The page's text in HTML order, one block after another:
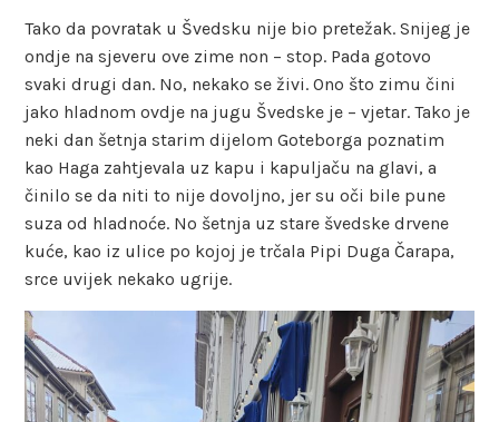
Tako da povratak u Švedsku nije bio pretežak. Snijeg je
ondje na sjeveru ove zime non – stop. Pada gotovo
svaki drugi dan. No, nekako se živi. Ono što zimu čini
jako hladnom ovdje na jugu Švedske je – vjetar. Tako je
neki dan šetnja starim dijelom Goteborga poznatim
kao Haga zahtjevala uz kapu i kapuljaču na glavi, a
činilo se da niti to nije dovoljno, jer su oči bile pune
suza od hladnoće. No šetnja uz stare švedske drvene
kuće, kao iz ulice po kojoj je trčala Pipi Duga Čarapa,
srce uvijek nekako ugrije.